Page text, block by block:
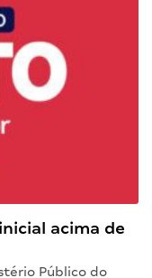
acima de
Público do